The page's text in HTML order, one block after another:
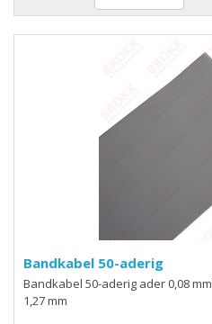
Bandkabel 50-aderig
Bandkabel 50-aderig ader 0,08
1,27 mm